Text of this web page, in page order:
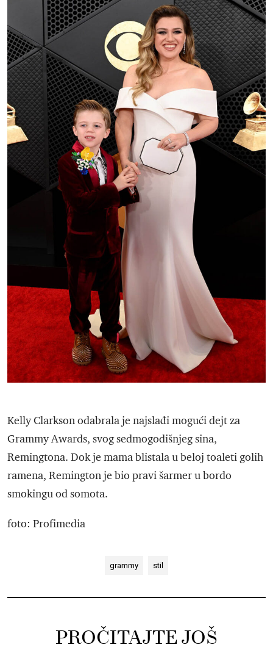
Kelly Clarkson odabrala je najslađi mogući dejt za
Grammy Awards, svog sedmogodišnjeg sina,
Remingtona. Dok je mama blistala u beloj toaleti golih
ramena, Remington je bio pravi šarmer u bordo
smokingu od somota.
foto: Profimedia
grammy stil
PROČITAJTE JOŠ